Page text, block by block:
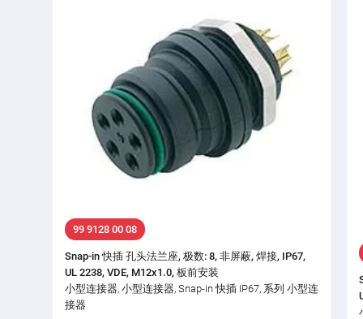
99 9128 00 08
Snap-in 快插 孔头法兰座, 极数: 8, 非屏蔽, 焊接, IP67,
UL 2238, VDE, M12x1.0, 板前安装
小型连接器, 小型连接器, Snap-in 快插 IP67, 系列 小型连
接器